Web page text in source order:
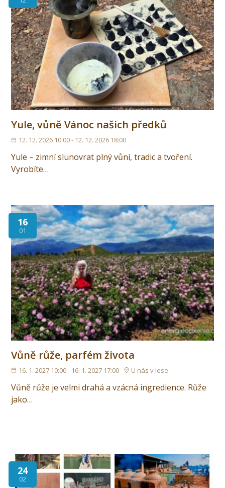
Yule, vůně Vánoc našich předků
12. 12. 2026 10:00 - 12. 12. 2026 18:00
Yule – zimní slunovrat plný vůní, tradic a tvoření.
Vyrobíte…
16
01
Vůně růže, parfém života
16. 1. 2027 10:00 - 16. 1. 2027 17:00 U nás v lese
Vůně růže je velmi drahá a vzácná ingredience. Růže
jako…
24
02